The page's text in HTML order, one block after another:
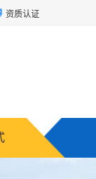
资质认证